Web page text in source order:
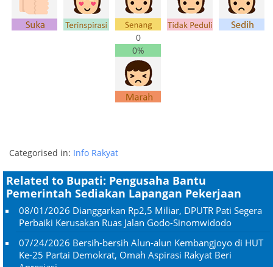
0
0%
Categorised in: Info Rakyat
Related to Bupati: Pengusaha Bantu
Pemerintah Sediakan Lapangan Pekerjaan
08/01/2026 Dianggarkan Rp2,5 Miliar, DPUTR Pati Segera
Perbaiki Kerusakan Ruas Jalan Godo-Sinomwidodo
07/24/2026 Bersih-bersih Alun-alun Kembangjoyo di HUT
Ke-25 Partai Demokrat, Omah Aspirasi Rakyat Beri